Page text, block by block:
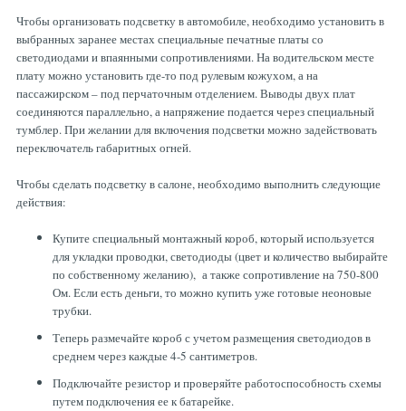
Чтобы организовать подсветку в автомобиле, необходимо установить в
выбранных заранее местах специальные печатные платы со
светодиодами и впаянными сопротивлениями. На водительском месте
плату можно установить где-то под рулевым кожухом, а на
пассажирском – под перчаточным отделением. Выводы двух плат
соединяются параллельно, а напряжение подается через специальный
тумблер. При желании для включения подсветки можно задействовать
переключатель габаритных огней.
Чтобы сделать подсветку в салоне, необходимо выполнить следующие
действия:
Купите специальный монтажный короб, который используется
для укладки проводки, светодиоды (цвет и количество выбирайте
по собственному желанию), а также сопротивление на 750-800
Ом. Если есть деньги, то можно купить уже готовые неоновые
трубки.
Теперь размечайте короб с учетом размещения светодиодов в
среднем через каждые 4-5 сантиметров.
Подключайте резистор и проверяйте работоспособность схемы
путем подключения ее к батарейке.